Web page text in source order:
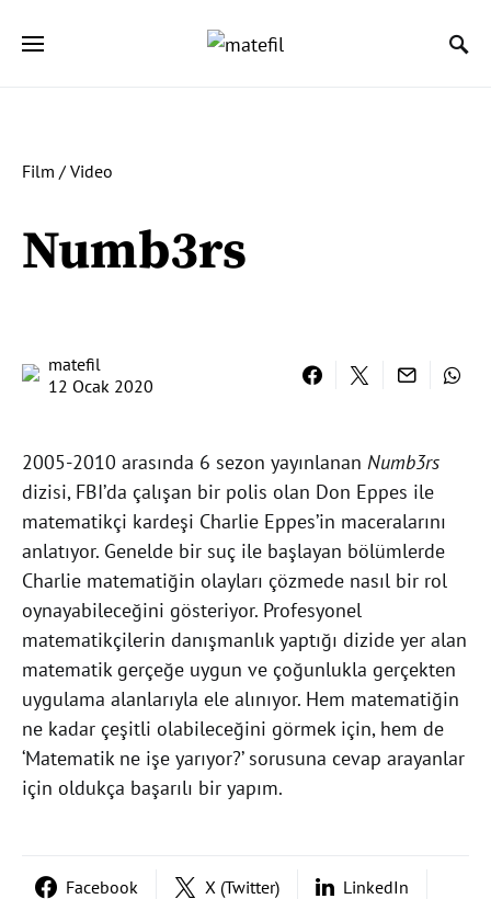
Film / Video
Numb3rs
matefil
12 Ocak 2020
2005-2010 arasında 6 sezon yayınlanan Numb3rs
dizisi, FBI’da çalışan bir polis olan Don Eppes ile
matematikçi kardeşi Charlie Eppes’in maceralarını
anlatıyor. Genelde bir suç ile başlayan bölümlerde
Charlie matematiğin olayları çözmede nasıl bir rol
oynayabileceğini gösteriyor. Profesyonel
matematikçilerin danışmanlık yaptığı dizide yer alan
matematik gerçeğe uygun ve çoğunlukla gerçekten
uygulama alanlarıyla ele alınıyor. Hem matematiğin
ne kadar çeşitli olabileceğini görmek için, hem de
‘Matematik ne işe yarıyor?’ sorusuna cevap arayanlar
için oldukça başarılı bir yapım.
Facebook X (Twitter)
LinkedIn